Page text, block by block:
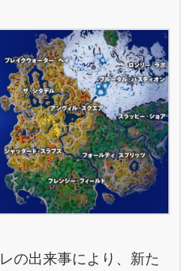
の出来事により、新た